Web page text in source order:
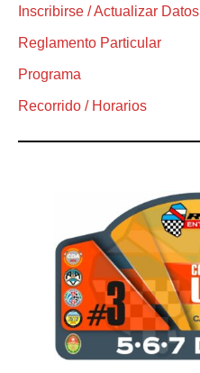
Inscribirse / Actualizar Datos
Reglamento Particular
Programa
Recorrido / Horarios